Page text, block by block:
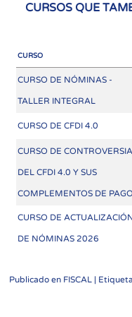
CURSOS QUE
CURSO
CURSO DE NÓMINAS -
TALLER INTEGRAL
CURSO DE CFDI 4.0
CURSO DE
DEL CFDI 4.0 Y SUS
COMPLEMENTOS DE PAGO
CURSO DE
DE NÓMINAS 2026
Publicado en FISCAL |